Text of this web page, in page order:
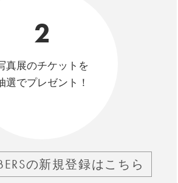
2
真展のチケットを
選でプレゼント！
の新規登録はこちら